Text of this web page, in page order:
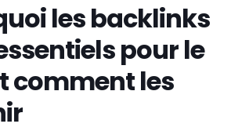
les backlinks
pour le
comment les